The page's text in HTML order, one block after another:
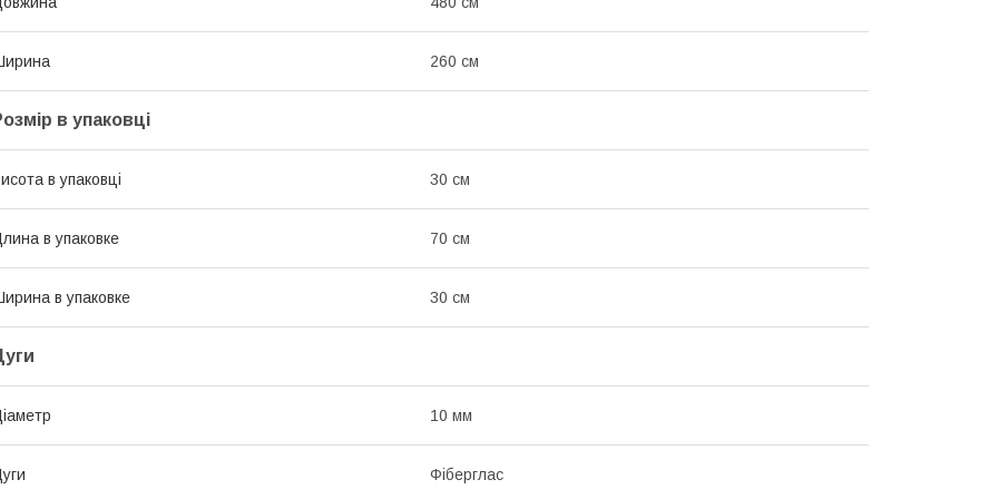
260 см
в упаковці
в упаковці 30 см
в упаковке 70 см
в упаковке 30 см
10 мм
Фіберглас